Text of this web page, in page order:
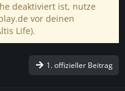
deaktiviert ist, nutze
vor deinen
Life).
1. offizieller Beitrag